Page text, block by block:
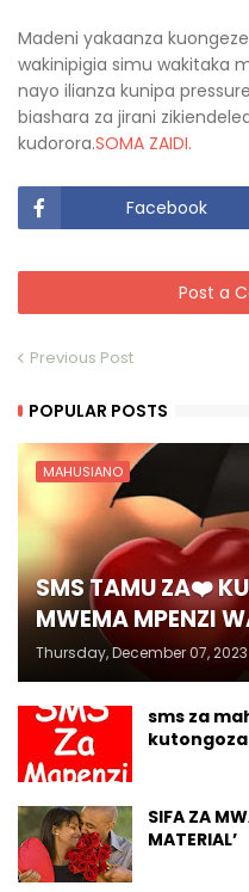
Madeni yakaanza
wakinipigia simu wakitaka
nayo ilianza kunipa
biashara za jirani
kudorora.SOMA ZAIDI.
Facebook
Post a
Previous Post
POPULAR POSTS
MAHUSIANO
SMS TAMU ZA❤️
MWEMA MPENZI
Thursday, December 07, 2023
sms za
kutongoza
SIFA ZA
MATERIAL’